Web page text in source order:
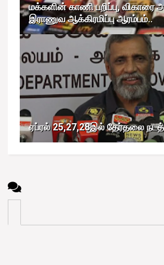
மக்களின் காணி பறிப்பு, விகாரை
இராணுவ ஆக்கிரமிப்பு ஆரம்பம்..
ஏப்ரல் 25,27,28இல் தேர்தலை